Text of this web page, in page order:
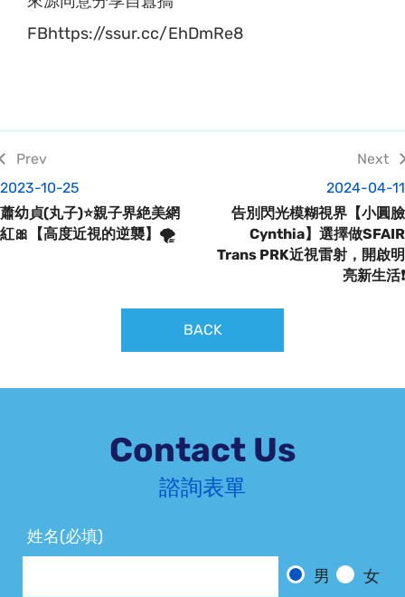
FBhttps://ssur.cc/EhDmRe8
2023-10-25
蕭幼貞(丸子)⭐親子界絶美網
紅🎀【高度近視的逆襲】🌪
2024-04-11
告別閃光模糊視界【小圓臉
Cynthia】選擇做SFAIR
Trans PRK近視雷射，開啟明
亮新生活❗️
BACK
Contact Us
諮詢表單
姓名(必填)
男
女